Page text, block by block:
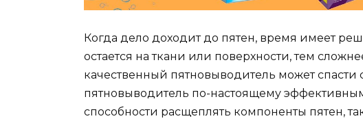
Когда дело доходит до пятен, время имеет
остается на ткани или поверхности, тем
качественный пятновыводитель может спасти
пятновыводитель по-настоящему
способности расщеплять компоненты пятен,